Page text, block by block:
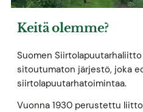
Keitä olemme?
Suomen
sitoutumaton järjestö, joka
siirtolapuutarhatoimintaa.
Vuonna 1930 perustettu